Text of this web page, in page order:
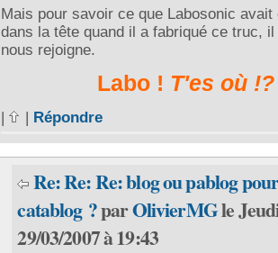
Mais pour savoir ce que Labosonic avait
dans la tête quand il a fabriqué ce truc,
nous rejoigne.
Labo ! T'es où !?
Répondre
Re: Re: Re: blog ou pablog
catablog ?parOlivierMGle
29/03/2007 à 19:43